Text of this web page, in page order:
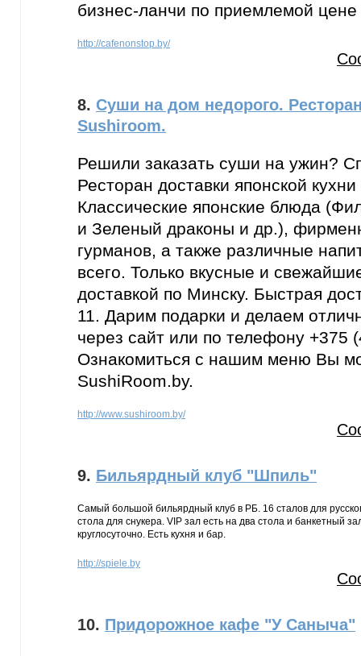
бизнес-ланчи по приемлемой цене
http://cafenonstop.by/
8. Суши на дом недорого.
Sushiroom.
Решили заказать суши на ужин?
Ресторан доставки японской
Классические японские блюда
и Зеленый драконы и др.),
гурманов, а также различные
всего. Только вкусные и
доставкой по Минску. Быстрая
11. Дарим подарки и делаем
через сайт или по телефону +375
Ознакомиться с нашим меню Вы
SushiRoom.by.
http://www.sushiroom.by/
9. Бильярдный клуб "Шпиль"
Самый большой бильярдный клуб в РБ. 16 сталов для
стола для снукера. VIP зал есть на два стола и банкетный
круглосуточно. Есть кухня и бар.
http://spiele.by
10. Придорожное кафе "У Саныча"